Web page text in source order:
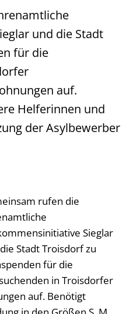
und die Stadt
für die
auf.
Helferinnen und
der Asylbewerber
rufen die
Sieglar
Stadt Troisdorf zu
für die
in Troisdorfer
auf. Benötigt